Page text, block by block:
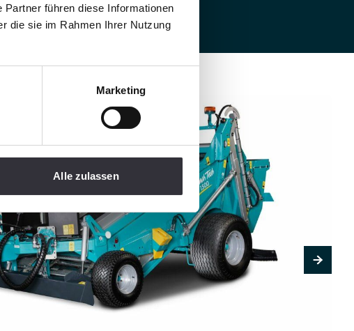
führen diese Informationen
die sie im Rahmen Ihrer Nutzung
Marketing
Alle zulassen